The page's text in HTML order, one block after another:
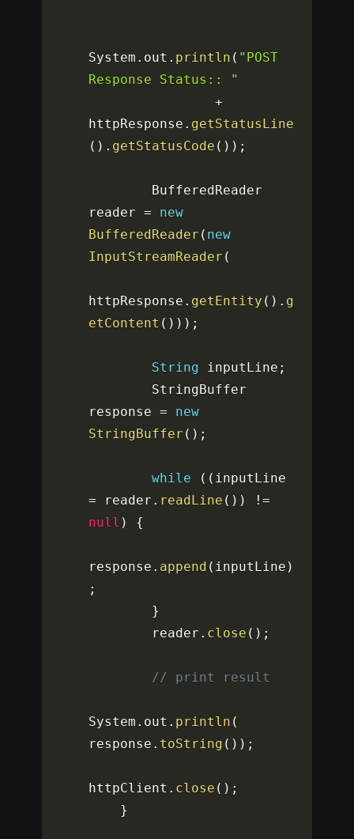
System . out . println ( "POST
Response Status:: "
+
httpResponse . getStatusLine
( ) . getStatusCode ( ) ) ;
reader =
new
BufferedReader ( new
InputStreamReader (
httpResponse . getEntity ( ) . g
etContent ( ) ) ) ;
String inputLine ;
response =
new
StringBuffer ( ) ;
while ( (
= reader . readLine ( ) )
!=
null ) {
response . append ( inputLine )
;
}
        reader
. close ( ) ;
// print result
System . out . println (
response . toString ( ) ) ;
httpClient . close ( ) ;
}